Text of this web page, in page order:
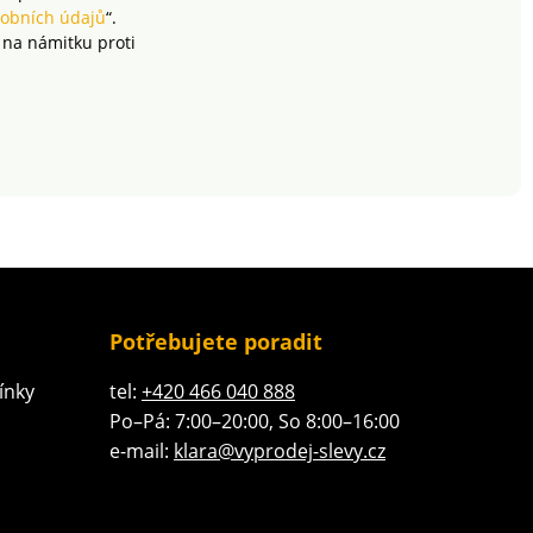
údajů“.
námitku proti
Potřebujete poradit
tel: +420 466 040 888
Po–Pá: 7:00–20:00, So 8:00–16:00
e-mail: klara@vyprodej-slevy.cz